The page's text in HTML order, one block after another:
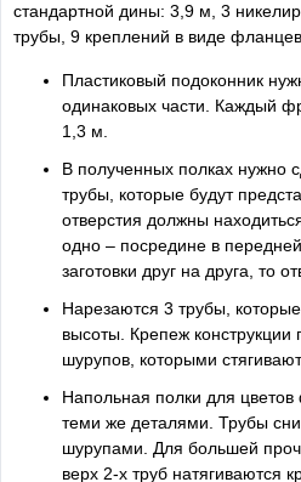
стандартной дины: 3,9 м, 3
трубы, 9 креплений в виде
Пластиковый подоконник
одинаковых части. Каждый
1,3 м.
В полученных полках нужно
трубы, которые будут
отверстия должны
одно – посредине в
заготовки друг на друга, то
Нарезаются 3 трубы,
высоты. Крепеж
шурупов, которыми
Напольная полки для цветов
теми же деталями. Трубы
шурупами. Для большей
верх 2-х труб натягиваются